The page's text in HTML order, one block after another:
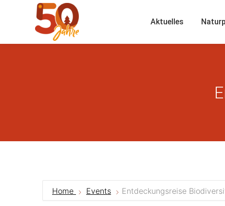
Aktuelles
Home Events Entdeckungsreise